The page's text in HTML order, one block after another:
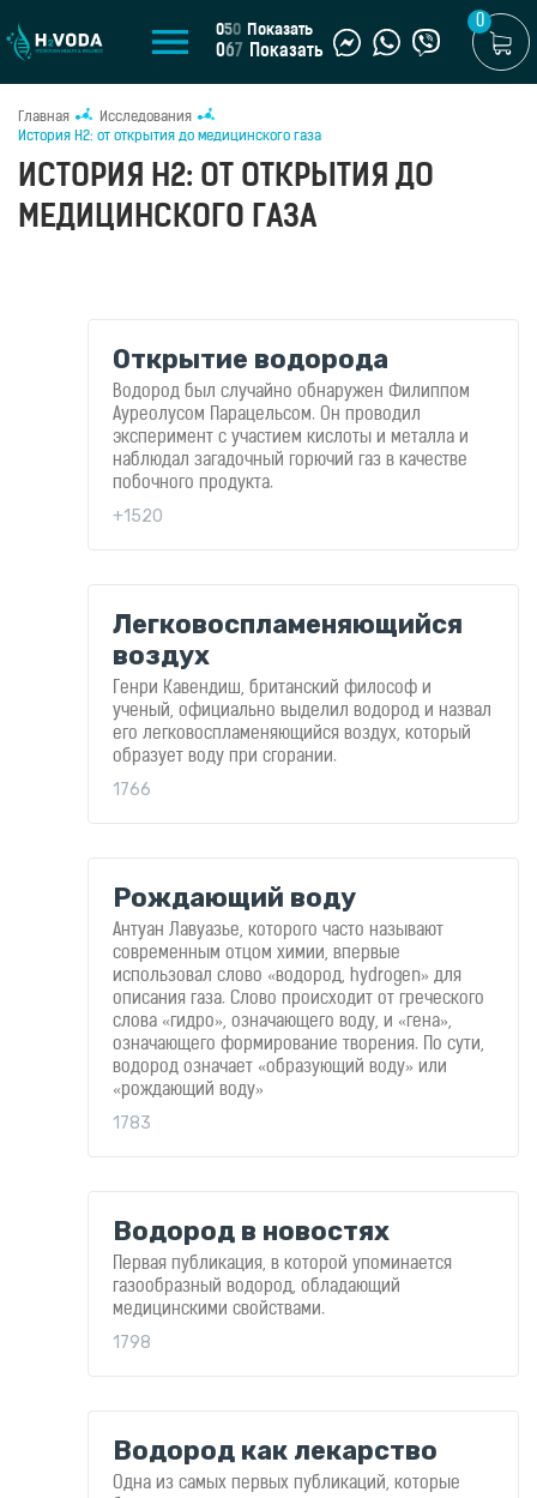
МАГАЗИН
Портативные
Стационарные
генераторы
Водородные
Водородные
Водородные
Кислородные
концентраторы
Фотоэпиляторы
Измерительные
ИССЛЕДОВАНИЯ
050 Показать
067 Показать
0
Главная
Исследования
История H2: от открытия до медицинского газа
ИСТОРИЯ H2: ОТ ОТКРЫТИЯ ДО
МЕДИЦИНСКОГО ГАЗА
Открытие водорода
Водород был случайно обнаружен Филиппом
Ауреолусом Парацельсом. Он проводил
эксперимент с участием кислоты и металла и
наблюдал загадочный горючий газ в качестве
побочного продукта.
+1520
Легковоспламеняющийся
воздух
Генри Кавендиш, британский философ и
ученый, официально выделил водород и назвал
его легковоспламеняющийся воздух, который
образует воду при сгорании.
1766
Рождающий воду
Антуан Лавуазье, которого часто называют
современным отцом химии, впервые
использовал слово «водород, hydrogen» для
описания газа. Слово происходит от греческого
слова «гидро», означающего воду, и «гена»,
означающего формирование творения. По сути,
водород означает «образующий воду» или
«рождающий воду»
1783
Водород в новостях
Первая публикация, в которой упоминается
газообразный водород, обладающий
медицинскими свойствами.
1798
Водород как лекарство
Одна из самых первых публикаций, которые